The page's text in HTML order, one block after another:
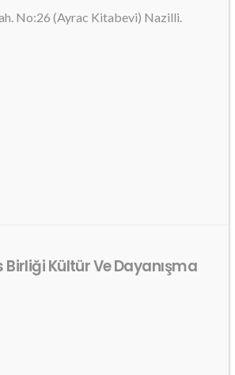
No:26 (Ayrac Kitabevi) Nazilli.
Kültür Ve Dayanışma